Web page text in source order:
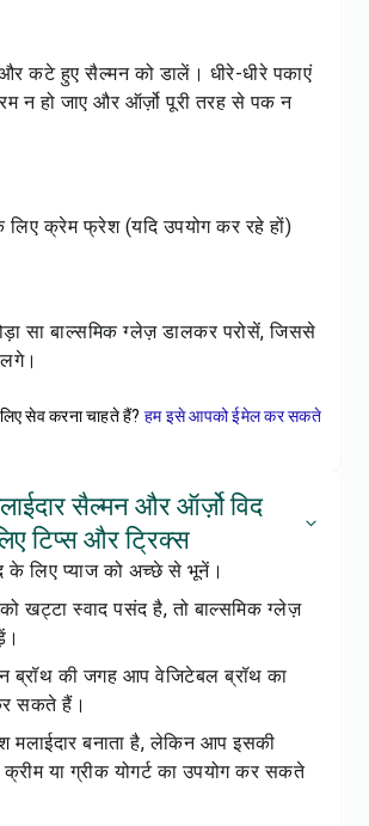
कटे हुए सैल्मन को डालें। धीरे-धीरे पकाएं
न हो जाए और ऑर्ज़ो पूरी तरह से पक न
लिए क्रेम फ्रेश (यदि उपयोग कर रहे हों)
सा बाल्समिक ग्लेज़ डालकर परोसें, जिससे
सेव करना चाहते हैं? हम इसे आपको ईमेल कर सकते
सैल्मन और ऑर्ज़ो विद
टिप्स और ट्रिक्स
के लिए प्याज को अच्छे से भूनें।
खट्टा स्वाद पसंद है, तो बाल्समिक ग्लेज़
ब्रॉथ की जगह आप वेजिटेबल ब्रॉथ का
सकते हैं।
मलाईदार बनाता है, लेकिन आप इसकी
या ग्रीक योगर्ट का उपयोग कर सकते